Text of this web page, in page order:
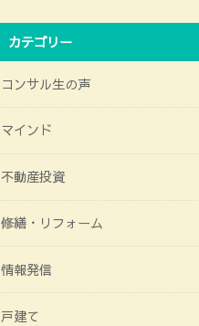
カテゴリー
コンサル生の声
マインド
不動産投資
修繕・リフォーム
情報発信
戸建て